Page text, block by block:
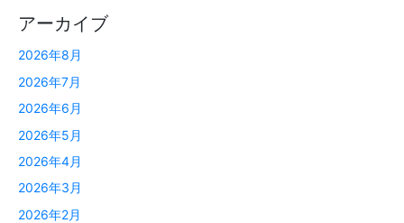
アーカイブ
2026年8月
2026年7月
2026年6月
2026年5月
2026年4月
2026年3月
2026年2月